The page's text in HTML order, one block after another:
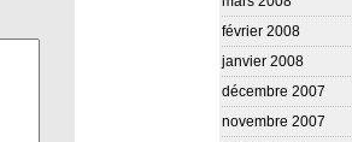
février 2008
janvier 2008
décembre 2007
novembre 2007